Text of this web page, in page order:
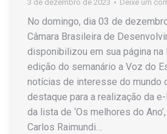
3 de dezembro de 2023
Deixe um
No domingo, dia 03 de
Câmara Brasileira de
disponibilizou em sua página na
edição do semanário a Voz do
notícias de interesse do mundo
destaque para a realização da
da lista de ‘Os melhores do
Carlos Raimundi…